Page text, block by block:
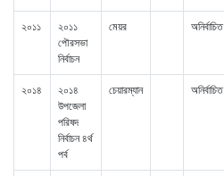
২০১১
২০১১
পৌরসভা
নির্বাচন
মেয়র অনির্বাচিত
২০১৪
২০১৪
উপজেলা
পরিষদ
নির্বাচন ৪র্থ
পর্ব
চেয়ারম্যান অনির্বাচিত